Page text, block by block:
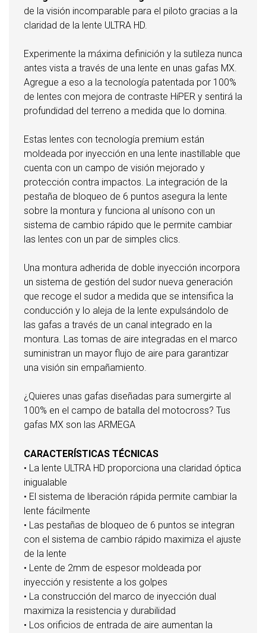
de la visión incomparable para el piloto gracias a la
claridad de la lente ULTRA HD.
Experimente la máxima definición y la sutileza nunca
antes vista a través de una lente en unas gafas MX.
Agregue a eso a la tecnología patentada por 100%
de lentes con mejora de contraste HiPER y sentirá la
profundidad del terreno a medida que lo domina.
Estas lentes con tecnología premium están
moldeada por inyección en una lente inastillable que
cuenta con un campo de visión mejorado y
protección contra impactos. La integración de la
pestaña de bloqueo de 6 puntos asegura la lente
sobre la montura y funciona al unísono con un
sistema de cambio rápido que le permite cambiar
las lentes con un par de simples clics.
Una montura adherida de doble inyección incorpora
un sistema de gestión del sudor nueva generación
que recoge el sudor a medida que se intensifica la
conducción y lo aleja de la lente expulsándolo de
las gafas a través de un canal integrado en la
montura. Las tomas de aire integradas en el marco
suministran un mayor flujo de aire para garantizar
una visión sin empañamiento.
¿Quieres unas gafas diseñadas para sumergirte al
100% en el campo de batalla del motocross? Tus
gafas MX son las ARMEGA
CARACTERÍSTICAS TÉCNICAS
• La lente ULTRA HD proporciona una claridad óptica
inigualable
• El sistema de liberación rápida permite cambiar la
lente fácilmente
• Las pestañas de bloqueo de 6 puntos se integran
con el sistema de cambio rápido maximiza el ajuste
de la lente
• Lente de 2mm de espesor moldeada por
inyección y resistente a los golpes
• La construcción del marco de inyección dual
maximiza la resistencia y durabilidad
• Los orificios de entrada de aire aumentan la